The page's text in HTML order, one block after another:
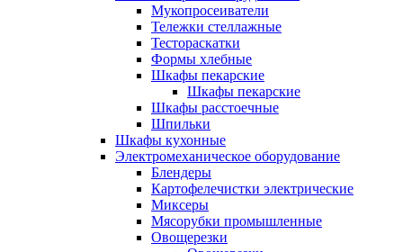
Мукопросеиватели
Тележки стеллажные
Тестораскатки
Формы хлебные
Шкафы пекарские
Шкафы пекарские
Шкафы расстоечные
Шпильки
Шкафы кухонные
Электромеханическое оборудование
Блендеры
Картофелечистки электрические
Миксеры
Мясорубки промышленные
Овощерезки